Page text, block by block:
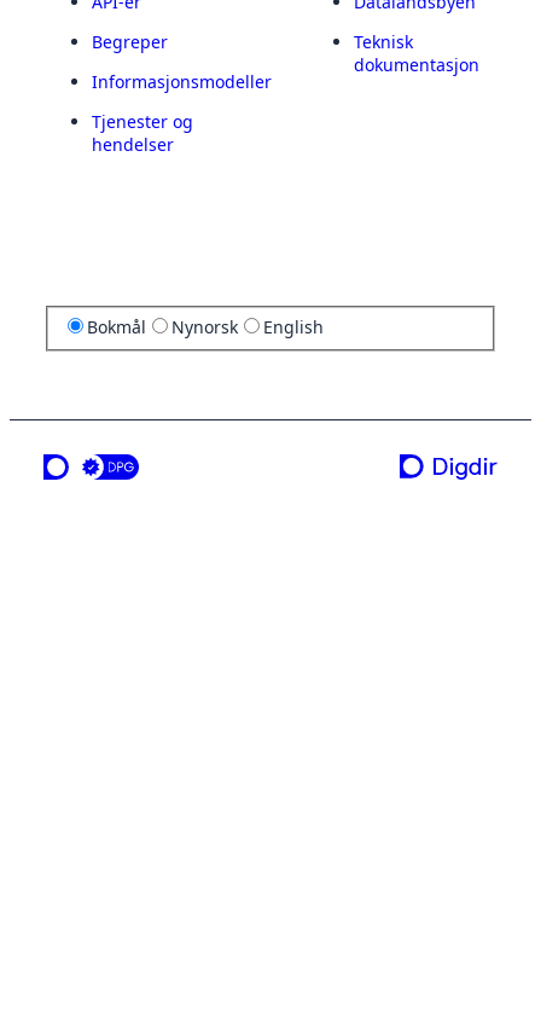
Begreper
Informasjonsmodeller
Tjenester og
hendelser
Teknisk
dokumentasjon
Bokmål Nynorsk English